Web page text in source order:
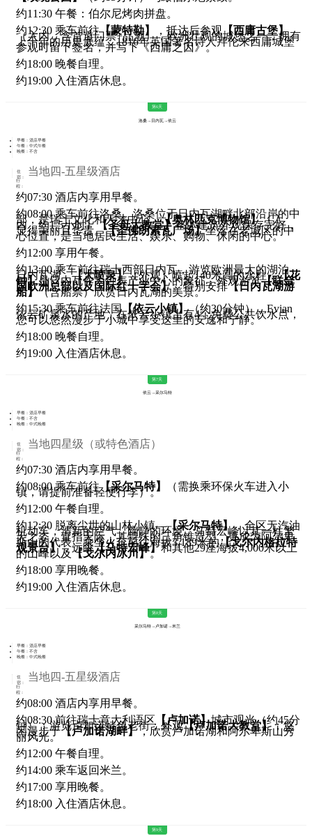
约11:30 午餐：伯尔尼烤肉拼盘。
约12:30 乘车前往【蒙特勒】 ，抵达后参观【西庸古堡】
（入内，含首道门票+品酒），欧洲壮观的城堡之一，拥有
上千年的历史底蕴，1816年英国著名诗人拜伦来西庸城堡
参观时留下签名，并写下《西庸之囚》。
约18:00 晚餐自理。
约19:00 入住酒店休息。
第6天
洛桑→日内瓦→依云
早餐：酒店早餐
午餐：中式午餐
晚餐：不含
住
宿：
当地四-五星级酒店
行
程：
约07:30 酒店内享用早餐。
约08:00 乘车前往洛桑。洛桑位于日内瓦湖畔北部沿岸的中
部，是瑞士文化和人才中心。【奥林匹克博物馆】（入
内，约1.5小时）【圣母大教堂】整体建筑外观保存完好，
显得美丽且华贵。【圣佛朗索瓦广场】坐落在老城区的中
心位置，是当地居民生活、娱乐、购物、休闲的中心。
约12:00 享用午餐。
约13:00 乘车前往瑞士西部日内瓦，游览欧洲最大的湖泊-
日内瓦湖，【大喷泉】（外观）喷起140米高的水柱，【花
钟】是日内瓦作为钟表产业中心的象征，外观游览【联合
国欧洲总部以及国际红十字会】。特别安排【日内瓦湖游
船】（含船票）欣赏日内瓦湖的美景。
约15:30 乘车前往法国【依云小镇】（约30分钟），Evian
依云矿泉水的产地，在依云小镇上有4个免费公共饮水点，
您可以悠然漫步于小城中享受这里的安逸和宁静。
约18:00 晚餐自理。
约19:00 入住酒店休息。
第7天
依云→采尔马特
早餐：酒店早餐
午餐：不含
晚餐：中式晚餐
住
宿：
当地四星级（或特色酒店）
行
程：
约07:30 酒店内享用早餐。
约08:00 乘车前往【采尔马特】 （需换乘环保火车进入小
镇，请提前准备轻便行李）。
约12:00 午餐自理。
约12:30 脱离尘世的山林小镇—【采尔马特】，全区无汽油
机动车，清新的空气，幽静的环境。马特宏峰以其一柱擎
天之姿，直指天际，其特殊的三角锥造型，更成为阿尔卑
斯山的代表。乘坐火车前往海拔3,189米的【戈尔内格拉特
观景台】，远眺【马特宏峰】和其他29座海拔4,000米以上
的山峰以及【戈尔内冰川】。
约18:00 享用晚餐。
约19:00 入住酒店休息。
第8天
采尔马特→卢加诺→米兰
早餐：酒店早餐
午餐：不含
晚餐：中式晚餐
住
宿：
当地四-五星级酒店
行
程：
约08:00 酒店内享用早餐。
约08:30 前往瑞士意大利语区 【卢加诺】城市观光（约45分
钟）：游览卢加诺特色老街；外观【卢加诺大教堂】；悠
闲漫步于【卢加诺湖畔】，欣赏卢加诺湖和阿尔卑斯山秀
丽风光。
约12:00 午餐自理。
约14:00 乘车返回米兰。
约17:00 享用晚餐。
约18:00 入住酒店休息。
第9天